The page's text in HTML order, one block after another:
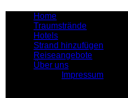
Home
Traumstrände
Hotels
Strand hinzufügen
Reiseangebote
Über uns
Impressum